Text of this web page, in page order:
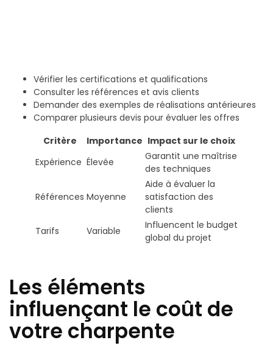
Vérifier les certifications et qualifications
Consulter les références et avis clients
Demander des exemples de réalisations antérieures
Comparer plusieurs devis pour évaluer les offres
Critère
Importance Impact sur le choix
Expérience Élevée
Garantit une maîtrise
des techniques
Références Moyenne
Aide à évaluer la
satisfaction des
clients
Tarifs
Variable
Influencent le budget
global du projet
Les éléments
influençant le coût de
votre charpente